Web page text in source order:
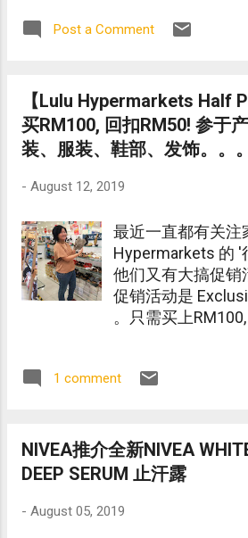
配方达到1+1的配
Post a Comment
【Lulu Hypermarkets Half
买RM100, 回扣RM50! 参于
装、服装、鞋部、发饰。。。
- August 12, 2019
最近一直都有关注
Hypermarkets 的 '
他们又有大搞促销
促销活动是
。只需买上
1 comment
NIVEA推介全新NIVEA
DEEP SERUM 止汗露
- August 05, 2019